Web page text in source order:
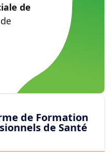
de
de Formation
de Santé